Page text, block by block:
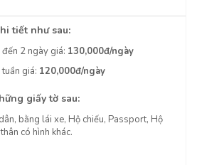
tiết như sau:
2 ngày giá: 130,000đ/ngày
giá: 120,000đ/ngày
giấy tờ sau:
bằng lái xe, Hộ chiếu, Passport, Hộ
có hình khác.